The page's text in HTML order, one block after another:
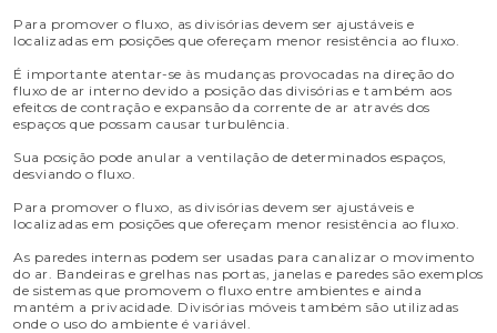
Para promover o fluxo, as divisórias devem ser ajustáveis e
localizadas em posições que ofereçam menor resistência ao fluxo.
É importante atentar-se às mudanças provocadas na direção do
fluxo de ar interno devido a posição das divisórias e também aos
efeitos de contração e expansão da corrente de ar através dos
espaços que possam causar turbulência.
Sua posição pode anular a ventilação de determinados espaços,
desviando o fluxo.
Para promover o fluxo, as divisórias devem ser ajustáveis e
localizadas em posições que ofereçam menor resistência ao fluxo.
As paredes internas podem ser usadas para canalizar o movimento
do ar. Bandeiras e grelhas nas portas, janelas e paredes são exemplos
de sistemas que promovem o fluxo entre ambientes e ainda
mantém a privacidade. Divisórias móveis também são utilizadas
onde o uso do ambiente é variável.